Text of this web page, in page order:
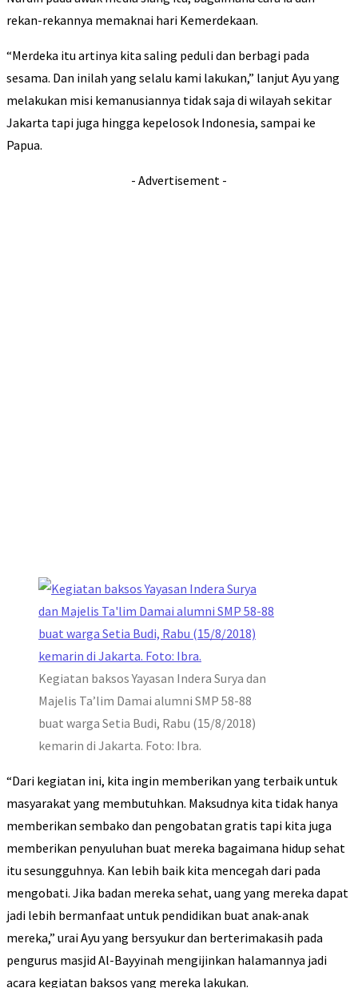
rekan-rekannya memaknai hari Kemerdekaan.
“Merdeka itu artinya kita saling peduli dan berbagi pada
sesama. Dan inilah yang selalu kami lakukan,” lanjut Ayu yang
melakukan misi kemanusiannya tidak saja di wilayah sekitar
Jakarta tapi juga hingga kepelosok Indonesia, sampai ke
Papua.
- Advertisement -
Kegiatan baksos Yayasan Indera Surya dan
Majelis Ta’lim Damai alumni SMP 58-88
buat warga Setia Budi, Rabu (15/8/2018)
kemarin di Jakarta. Foto: Ibra.
“Dari kegiatan ini, kita ingin memberikan yang terbaik untuk
masyarakat yang membutuhkan. Maksudnya kita tidak hanya
memberikan sembako dan pengobatan gratis tapi kita juga
memberikan penyuluhan buat mereka bagaimana hidup sehat
itu sesungguhnya. Kan lebih baik kita mencegah dari pada
mengobati. Jika badan mereka sehat, uang yang mereka dapat
jadi lebih bermanfaat untuk pendidikan buat anak-anak
mereka,” urai Ayu yang bersyukur dan berterimakasih pada
pengurus masjid Al-Bayyinah mengijinkan halamannya jadi
acara kegiatan baksos yang mereka lakukan.